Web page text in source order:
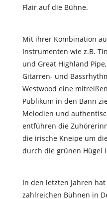
Flair auf die Bühne.
Mit ihrer Kombination
Instrumenten wie z.B.
und Great Highland
Gitarren- und
Westwood eine
Publikum in den Bann
Melodien und
entführen die
die irische Kneipe um
durch die grünen Hügel
In den letzten Jahren
zahlreichen Bühnen in